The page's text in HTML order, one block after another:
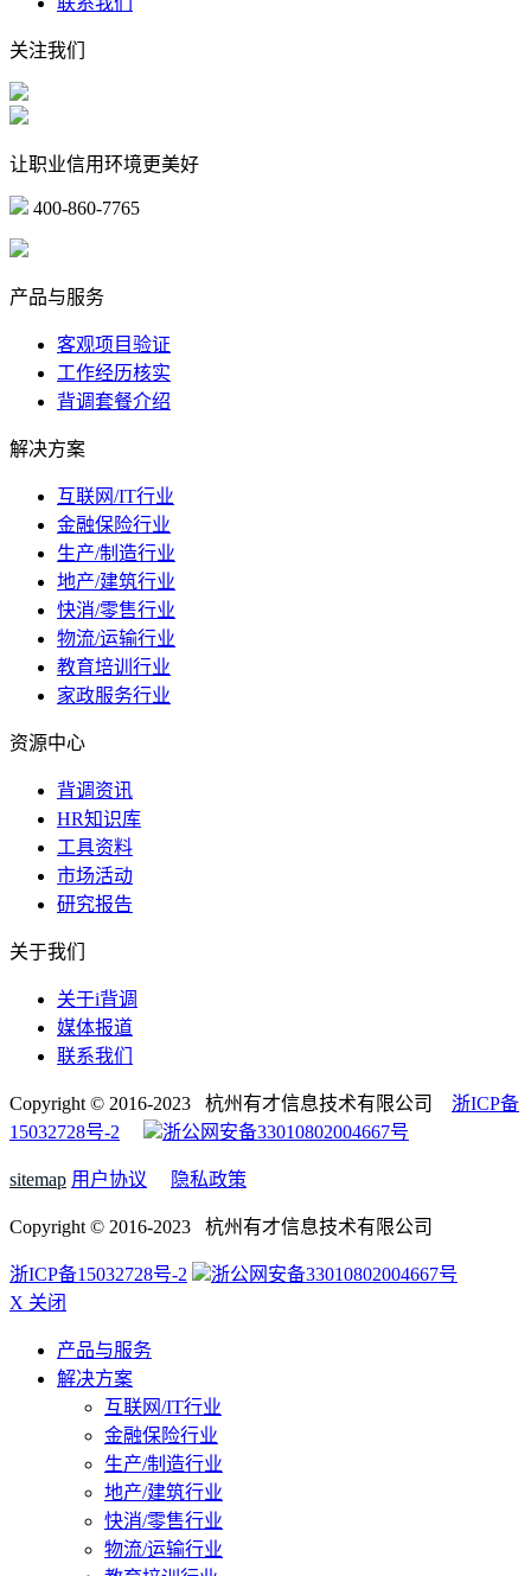
关注我们
让职业信用环境更美好
400-860-7765
产品与服务
客观项目验证
工作经历核实
背调套餐介绍
解决方案
互联网/IT行业
金融保险行业
生产/制造行业
地产/建筑行业
快消/零售行业
物流/运输行业
教育培训行业
家政服务行业
资源中心
背调资讯
HR知识库
工具资料
市场活动
研究报告
关于我们
关于i背调
媒体报道
联系我们
Copyright © 2016-2023 杭州有才信息技术有限公司 浙ICP备
15032728号-2
浙公网安备33010802004667号
sitemap 用户协议 隐私政策
Copyright © 2016-2023 杭州有才信息技术有限公司
浙ICP备15032728号-2
浙公网安备33010802004667号
X 关闭
产品与服务
解决方案
互联网/IT行业
金融保险行业
生产/制造行业
地产/建筑行业
快消/零售行业
物流/运输行业